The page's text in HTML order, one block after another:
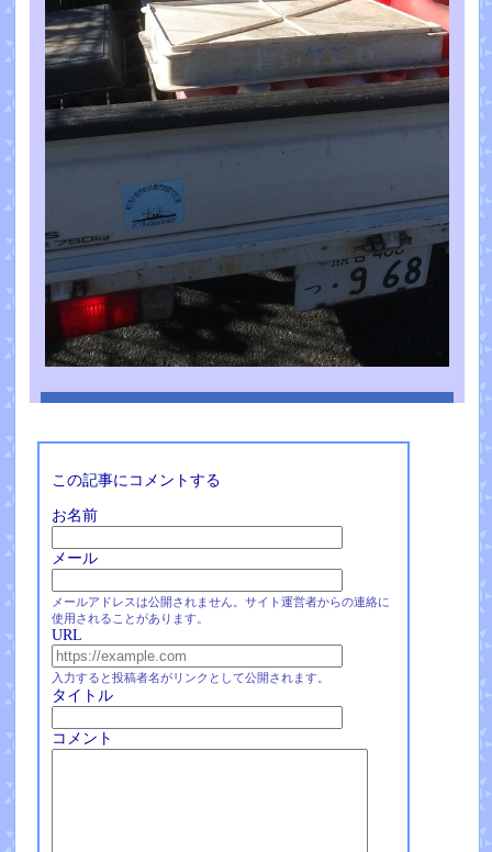
この記事にコメントする
お名前
メール
メールアドレスは公開されません。サイト運営者からの連絡に
使用されることがあります。
URL
入力すると投稿者名がリンクとして公開されます。
タイトル
コメント